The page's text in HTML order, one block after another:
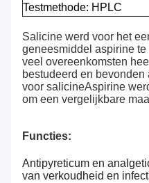
Testmethode: HPLC
Salicine werd voor het
geneesmiddel aspirine
veel overeenkomsten
bestudeerd en
voor salicineAspirine
om een vergelijkbare
Functies:
Antipyreticum en
van verkoudheid en